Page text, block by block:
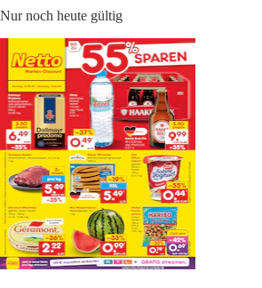
Nur noch heute gültig